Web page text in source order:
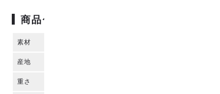
商品仕様
素材
産地
重さ